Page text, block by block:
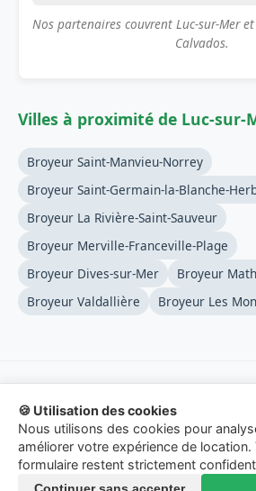
Nos partenaires couvrent Luc-sur-Mer
Calvados.
Villes à proximité de Luc-sur-
Broyeur Saint-Manvieu-Norrey
Broyeur Saint-Germain-la-Blanche-
Broyeur La Rivière-Saint-Sauveur
Broyeur Merville-Franceville-Plage
Broyeur Dives-sur-Mer
Broyeur
Broyeur Valdallière
Broyeur Les
© 2026 Location-Broyeur-Branches.fr
relation.
Mentions Légales-
🍪 Utilisation des cookies
Nous utilisons des cookies pour
améliorer votre expérience de
formulaire restent strictement